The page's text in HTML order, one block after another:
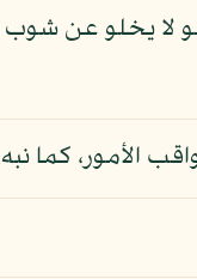
يخلو عن شوب
الأمور، كما